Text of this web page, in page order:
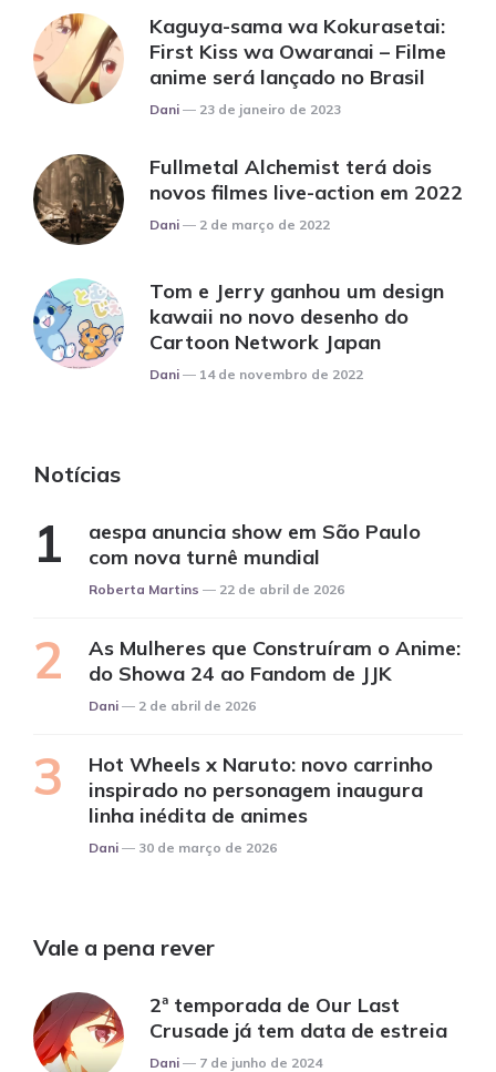
Kaguya-sama wa Kokurasetai:
First Kiss wa Owaranai – Filme
anime será lançado no Brasil
Posted
Dani 23 de janeiro de 2023
Fullmetal Alchemist terá dois
novos filmes live-action em 2022
Posted
Dani 2 de março de 2022
Tom e Jerry ganhou um design
kawaii no novo desenho do
Cartoon Network Japan
Posted
Dani 14 de novembro de 2022
Notícias
aespa anuncia show em São Paulo
com nova turnê mundial
Posted
Roberta Martins 22 de abril de 2026
As Mulheres que Construíram o Anime:
do Showa 24 ao Fandom de JJK
Posted
Dani 2 de abril de 2026
Hot Wheels x Naruto: novo carrinho
inspirado no personagem inaugura
linha inédita de animes
Posted
Dani 30 de março de 2026
Vale a pena rever
2ª temporada de Our Last
Crusade já tem data de estreia
Posted
Dani 7 de junho de 2024